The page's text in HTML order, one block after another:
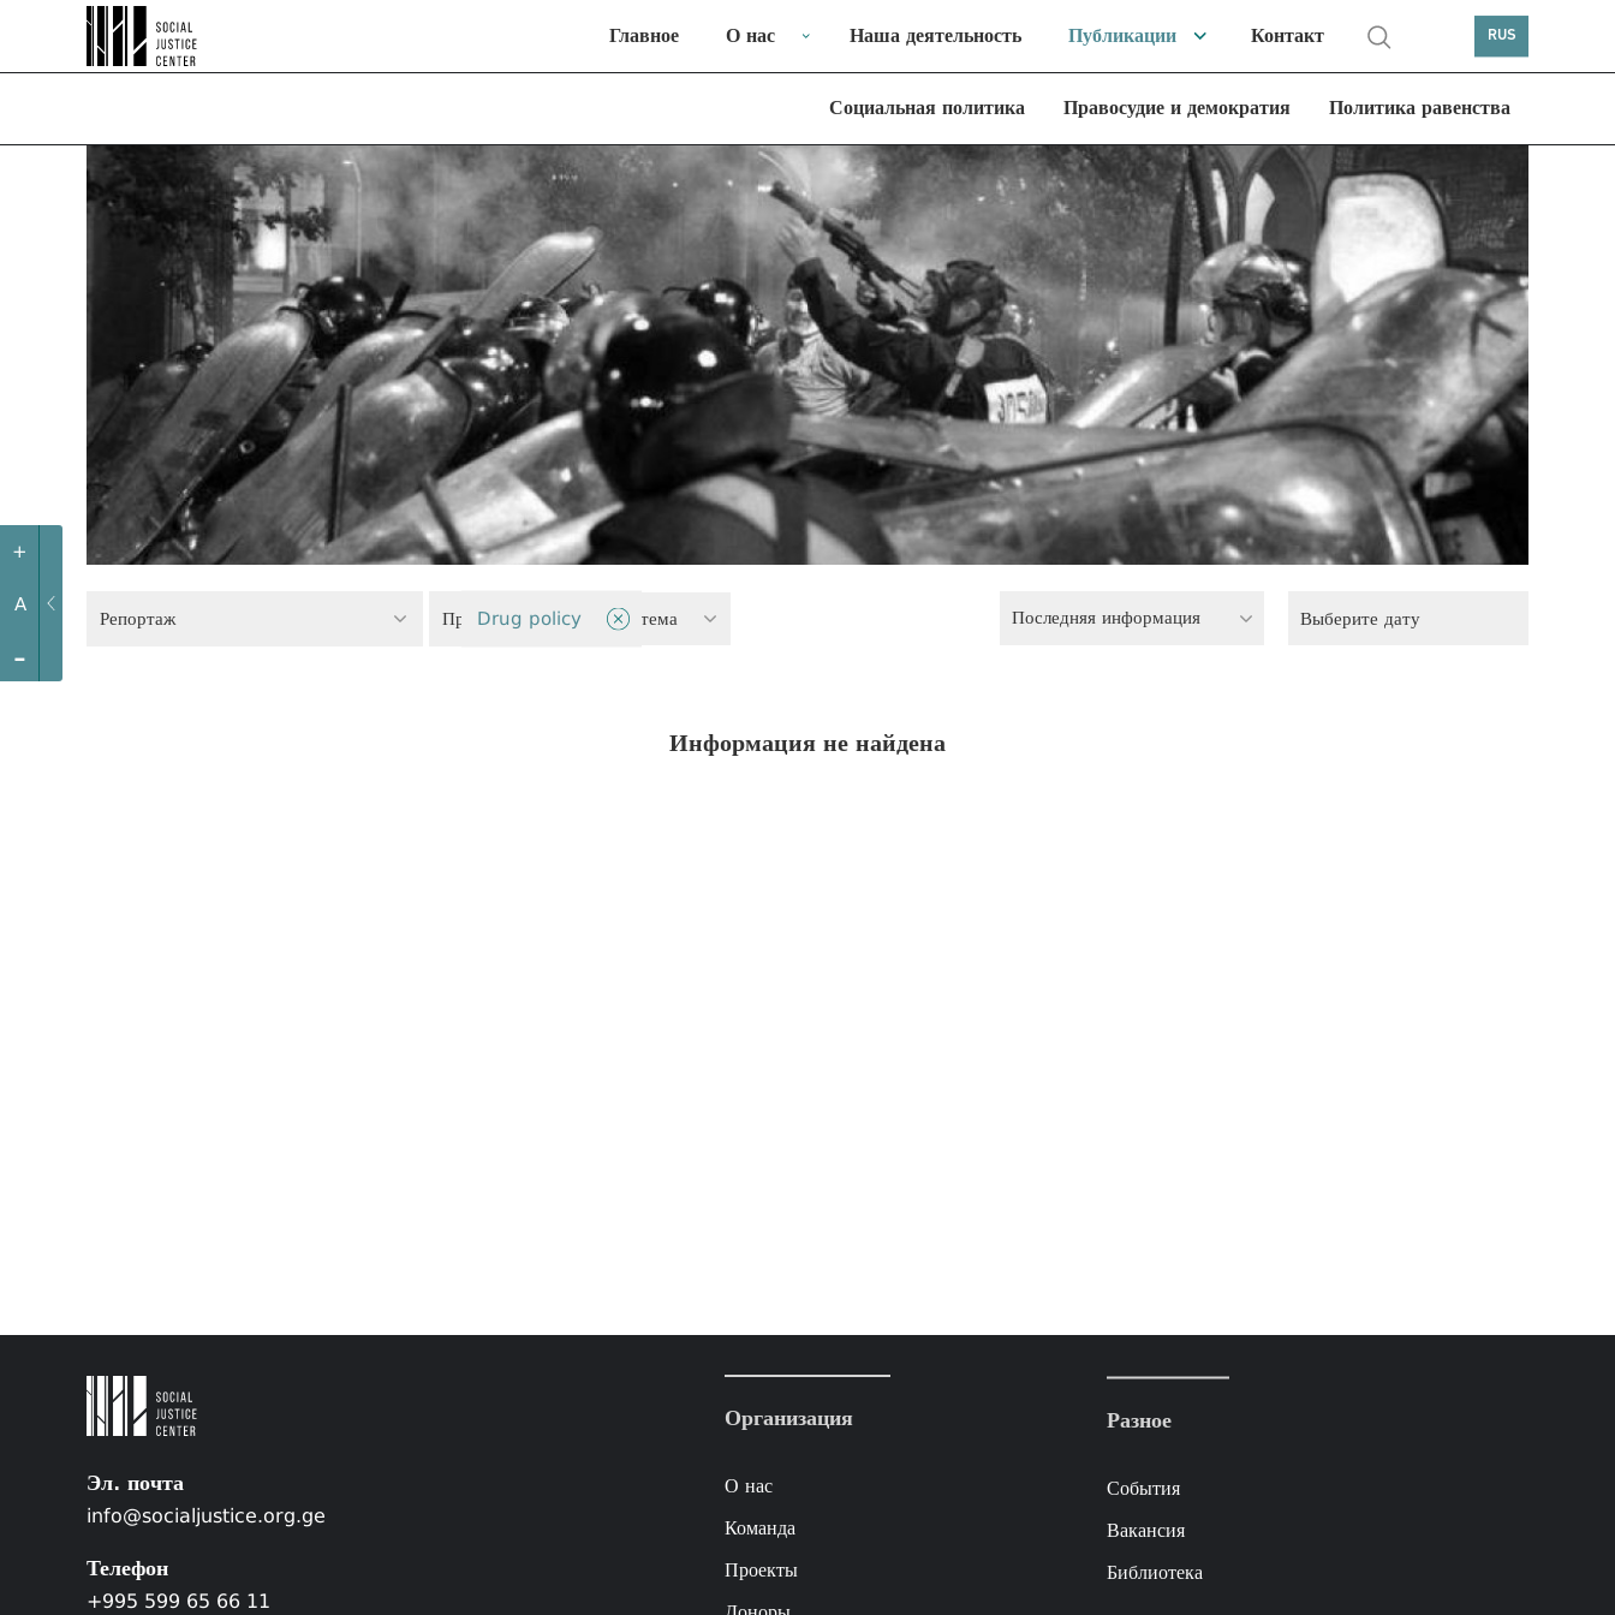
+
A
-
Главное О нас Наша деятельность Публикации Контакт RUS
Социальная политика Правосудие и демократия Политика равенства
Репортаж Правоохранительная система
Drug policy Последняя информация
Информация не найдена
Эл. почта
info@socialjustice.org.ge
Телефон
+995 599 65 66 11
Организация
О нас
Команда
Проекты
Разное
События
Вакансия
Библиотека